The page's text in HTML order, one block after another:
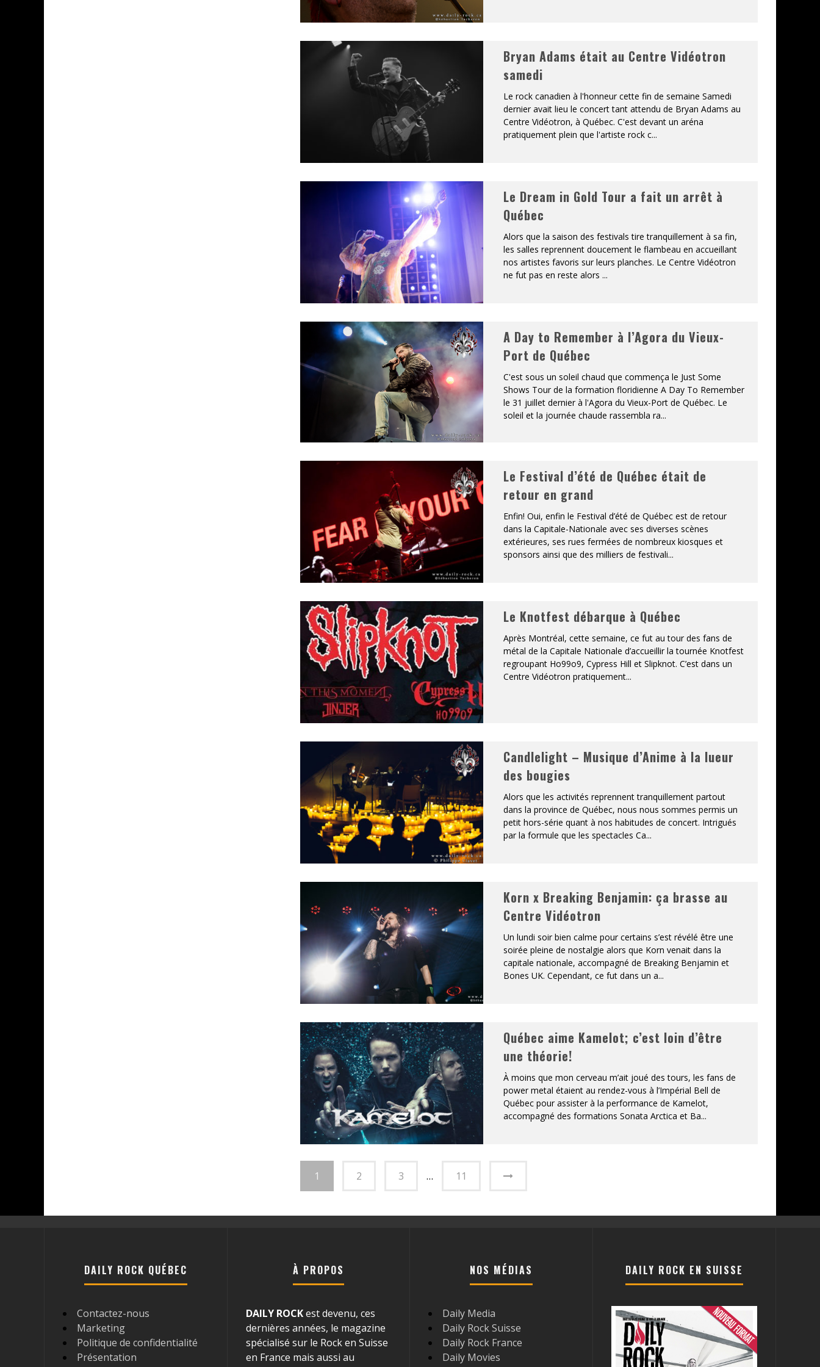
Bryan Adams était au Centre Vidéotron
samedi
Le rock canadien à l'honneur cette fin de semaine Samedi
dernier avait lieu le concert tant attendu de Bryan Adams au
Centre Vidéotron, à Québec. C'est devant un aréna
pratiquement plein que l'artiste rock c...
Le Dream in Gold Tour a fait un arrêt à
Québec
Alors que la saison des festivals tire tranquillement à sa fin,
les salles reprennent doucement le flambeau en accueillant
nos artistes favoris sur leurs planches. Le Centre Vidéotron
ne fut pas en reste alors ...
A Day to Remember à l’Agora du Vieux-
Port de Québec
C'est sous un soleil chaud que commença le Just Some
Shows Tour de la formation floridienne A Day To Remember
le 31 juillet dernier à l'Agora du Vieux-Port de Québec. Le
soleil et la journée chaude rassembla ra...
Le Festival d’été de Québec était de
retour en grand
Enfin! Oui, enfin le Festival d’été de Québec est de retour
dans la Capitale-Nationale avec ses diverses scènes
extérieures, ses rues fermées de nombreux kiosques et
sponsors ainsi que des milliers de festivali...
Le Knotfest débarque à Québec
Après Montréal, cette semaine, ce fut au tour des fans de
métal de la Capitale Nationale d’accueillir la tournée Knotfest
regroupant Ho99o9, Cypress Hill et Slipknot. C’est dans un
Centre Vidéotron pratiquement...
Candlelight – Musique d’Anime à la lueur
des bougies
Alors que les activités reprennent tranquillement partout
dans la province de Québec, nous nous sommes permis un
petit hors-série quant à nos habitudes de concert. Intrigués
par la formule que les spectacles Ca...
Korn x Breaking Benjamin: ça brasse au
Centre Vidéotron
Un lundi soir bien calme pour certains s’est révélé être une
soirée pleine de nostalgie alors que Korn venait dans la
capitale nationale, accompagné de Breaking Benjamin et
Bones UK. Cependant, ce fut dans un a...
Québec aime Kamelot; c’est loin d’être
une théorie!
À moins que mon cerveau m’ait joué des tours, les fans de
power metal étaient au rendez-vous à l’Impérial Bell de
Québec pour assister à la performance de Kamelot,
accompagné des formations Sonata Arctica et Ba...
1 2 3 … 11
DAILY ROCK QUÉBEC
Contactez-nous
Marketing
Politique de confidentialité
Présentation
À PROPOS
DAILY ROCKest devenu, ces
dernières années, le magazine
spécialisé sur le Rock en Suisse
en France mais aussi au
NOS MÉDIAS
Daily Media
Daily Rock Suisse
Daily Rock France
Daily Movies
DAILY ROCK EN SUISSE